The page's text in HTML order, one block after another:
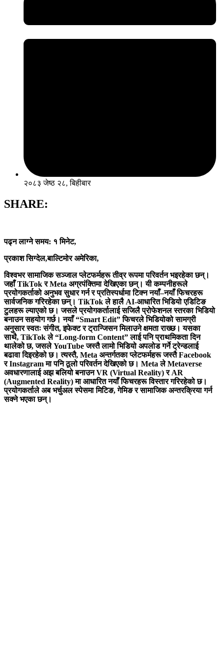
२०८३ जेष्ठ २८, बिहीबार
SHARE:
पढ्न लाग्ने समय: १ मिनेट,
प्रकाश सिग्देल,बाल्टिमोर अमेरिका,
विश्वभर सामाजिक सञ्जाल प्लेटफर्महरू तीव्र रूपमा परिवर्तन भइरहेका छन्।
जहाँ TikTok र Meta अग्रपंक्तिमा देखिएका छन्। यी कम्पनीहरूले
प्रयोगकर्ताको अनुभव सुधार गर्न र प्रतिस्पर्धामा टिक्न नयाँ–नयाँ फिचरहरू
सार्वजनिक गरिरहेका छन्। TikTok ले हालै AI-आधारित भिडियो एडिटिङ
टुलहरू ल्याएको छ। जसले प्रयोगकर्तालाई सजिलै प्रोफेशनल स्तरका भिडियो
बनाउन सहयोग गर्छ। नयाँ “Smart Edit” फिचरले भिडियोको सामग्री
अनुसार स्वतः संगीत, इफेक्ट र ट्रान्जिसन मिलाउने क्षमता राख्छ। यसका
साथै, TikTok ले “Long-form Content” लाई पनि प्राथमिकता दिन
थालेको छ, जसले YouTube जस्तै लामो भिडियो अपलोड गर्ने ट्रेन्डलाई
बढावा दिइरहेको छ।त्यस्तै, Meta अन्तर्गतका प्लेटफर्महरू जस्तै Facebook
र Instagram मा पनि ठूलो परिवर्तन देखिएको छ। Meta ले Metaverse
अवधारणालाई अझ बलियो बनाउन VR (Virtual Reality) र AR
(Augmented Reality) मा आधारित नयाँ फिचरहरू विस्तार गरिरहेको छ।
प्रयोगकर्ताले अब भर्चुअल स्पेसमा मिटिङ, गेमिङ र सामाजिक अन्तरक्रिया गर्न
सक्ने भएका छन्।